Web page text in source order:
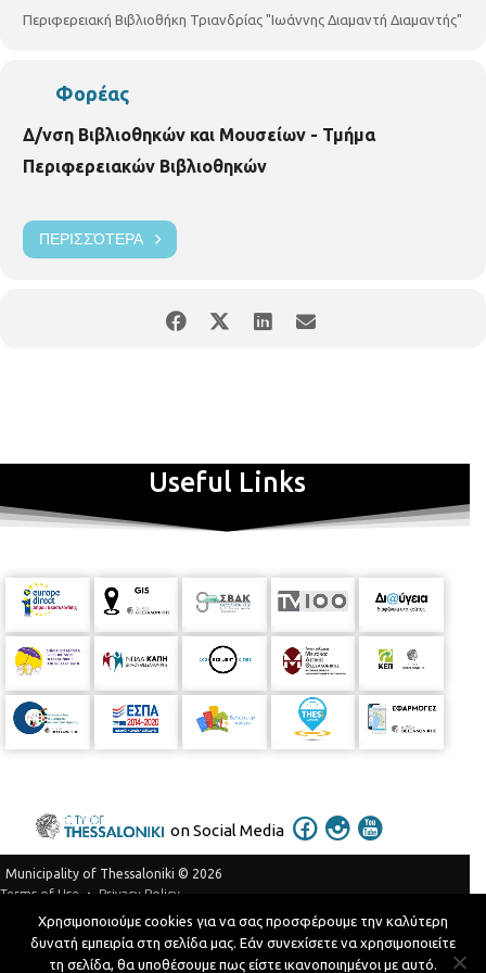
Περιφερειακή Βιβλιοθήκη Τριανδρίας "Ιωάννης Διαμαντή Διαμαντής"
Φορέας
Δ/νση Βιβλιοθηκών και Μουσείων - Τμήμα
Περιφερειακών Βιβλιοθηκών
ΠΕΡΙΣΣΌΤΕΡΑ
Useful Links
on Social Media
Municipality of Thessaloniki © 2026
Terms of Use
Privacy Policy
Telephone Catalog
Developed byMyCompany Projects
Χρησιμοποιούμε cookies για να σας προσφέρουμε την καλύτερη
δυνατή εμπειρία στη σελίδα μας. Εάν συνεχίσετε να χρησιμοποιείτε
τη σελίδα, θα υποθέσουμε πως είστε ικανοποιημένοι με αυτό.